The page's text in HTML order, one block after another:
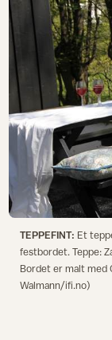
TEPPEFINT: Et
festbordet. Teppe:
Bordet er malt med
Walmann/ifi.no)